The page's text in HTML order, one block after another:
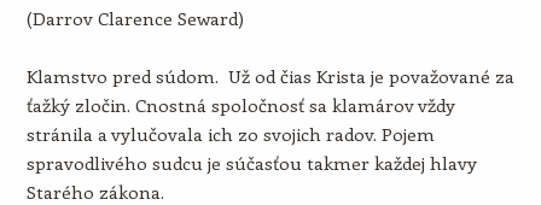
(Darrov Clarence Seward)
Klamstvo pred súdom. Už od čias Krista je považované za
ťažký zločin. Cnostná spoločnosť sa klamárov vždy
stránila a vylučovala ich zo svojich radov. Pojem
spravodlivého sudcu je súčasťou takmer každej hlavy
Starého zákona.